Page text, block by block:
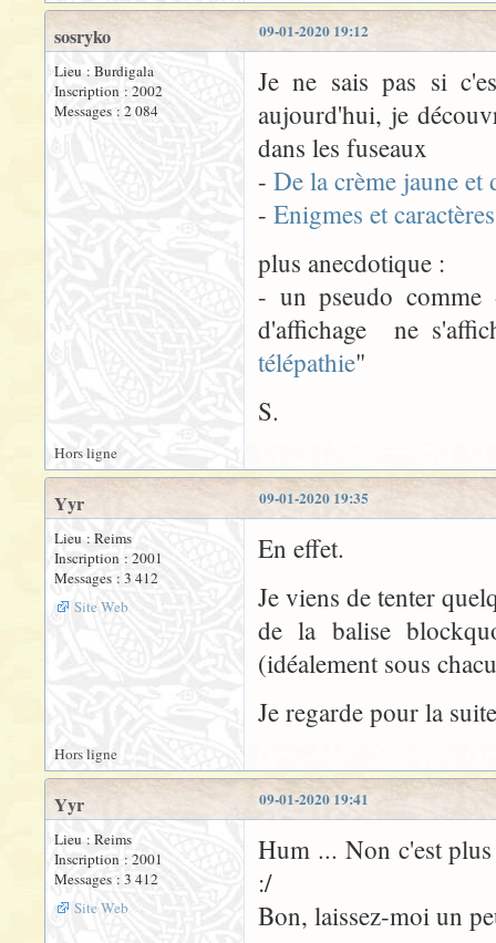
09-01-2020 19:12
sosryko
Lieu : Burdigala
Inscription : 2002
Messages : 2 084
Je ne sais pas si
aujourd'hui, je
dans les fuseaux
- De la crème jaune et
- Enigmes et caractères
plus anecdotique :
- un pseudo
d'affichage ne
télépathie"
S.
Hors ligne
09-01-2020 19:35
Yyr
Lieu : Reims
Inscription : 2001
Messages : 3 412
Site Web
En effet.
Je viens de tenter
de la balise
(idéalement sous
Je regarde pour la
Hors ligne
09-01-2020 19:41
Yyr
Lieu : Reims
Inscription : 2001
Messages : 3 412
Site Web
Hum ... Non c'est
:/
Bon, laissez-moi un